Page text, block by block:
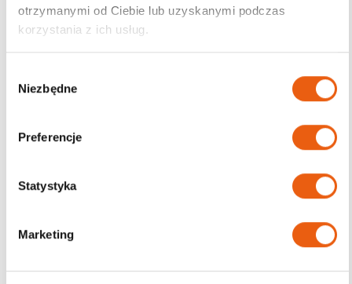
otrzymanymi od Ciebie lub uzyskanymi podczas
korzystania z ich usług.
Niezbędne
Preferencje
Statystyka
Marketing